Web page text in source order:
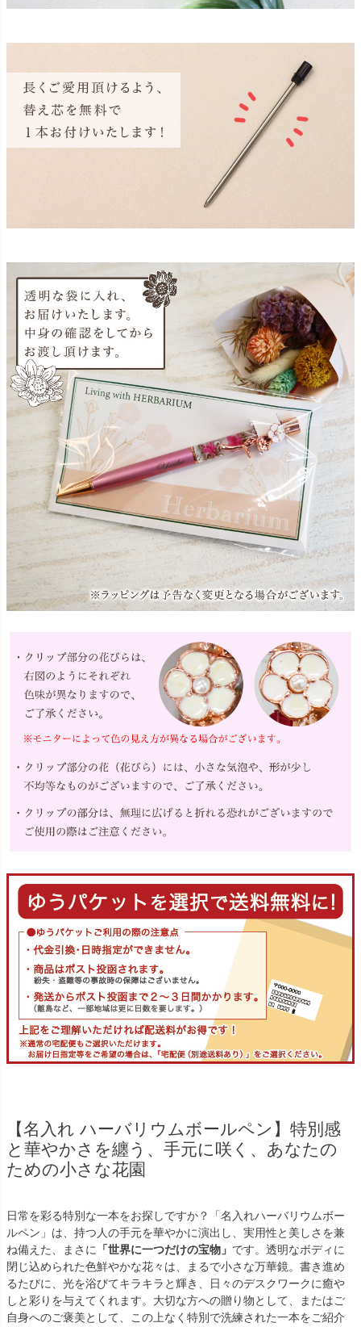
【名入れ ハーバリウムボールペン】特別感
と華やかさを纏う、手元に咲く、あなたの
ための小さな花園
日常を彩る特別な一本をお探しですか？「名入れハーバリウムボー
ルペン」は、持つ人の手元を華やかに演出し、実用性と美しさを兼
ね備えた、まさに 「世界に一つだけの宝物」 です。透明なボディに
閉じ込められた色鮮やかな花々は、まるで小さな万華鏡。書き進め
るたびに、光を浴びてキラキラと輝き、日々のデスクワークに癒や
しと彩りを与えてくれます。大切な方への贈り物として、またはご
自身へのご褒美として、この上なく特別で洗練された一本をご紹介